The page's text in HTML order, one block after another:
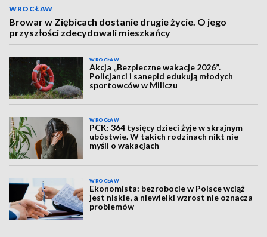
WROCŁAW
Browar w Ziębicach dostanie drugie życie. O jego
przyszłości zdecydowali mieszkańcy
WROCŁAW
Akcja „Bezpieczne wakacje 2026”.
Policjanci i sanepid edukują młodych
sportowców w Miliczu
WROCŁAW
PCK: 364 tysięcy dzieci żyje w skrajnym
ubóstwie. W takich rodzinach nikt nie
myśli o wakacjach
WROCŁAW
Ekonomista: bezrobocie w Polsce wciąż
jest niskie, a niewielki wzrost nie oznacza
problemów